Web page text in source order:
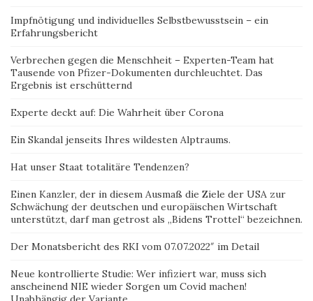
Impfnötigung und individuelles Selbstbewusstsein – ein
Erfahrungsbericht
Verbrechen gegen die Menschheit – Experten-Team hat
Tausende von Pfizer-Dokumenten durchleuchtet. Das
Ergebnis ist erschütternd
Experte deckt auf: Die Wahrheit über Corona
Ein Skandal jenseits Ihres wildesten Alptraums.
Hat unser Staat totalitäre Tendenzen?
Einen Kanzler, der in diesem Ausmaß die Ziele der USA zur
Schwächung der deutschen und europäischen Wirtschaft
unterstützt, darf man getrost als „Bidens Trottel“ bezeichnen.
Der Monatsbericht des RKI vom 07.07.2022″ im Detail
Neue kontrollierte Studie: Wer infiziert war, muss sich
anscheinend NIE wieder Sorgen um Covid machen!